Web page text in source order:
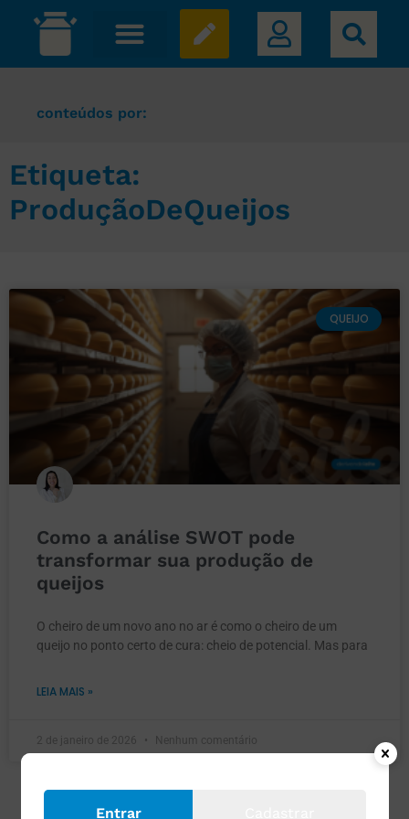
conteúdos por:
Etiqueta:
ProduçãoDeQueijos
QUEIJO
Como a análise SWOT pode
transformar sua produção de
queijos
O cheiro de um novo ano no ar é como o cheiro de um
queijo no ponto certo de cura: cheio de potencial. Mas para
LEIA MAIS »
2 de janeiro de 2026 Nenhum comentário
Entrar